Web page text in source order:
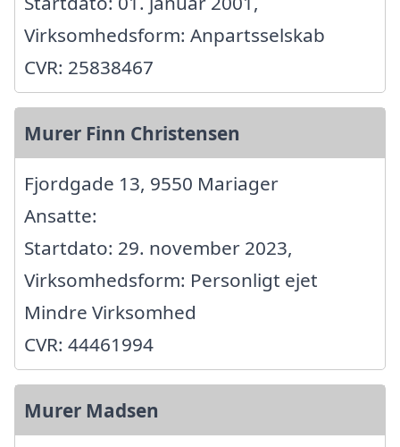
Virksomhedsform: Anpartsselskab
CVR: 25838467
Murer Finn Christensen
Fjordgade 13, 9550 Mariager
Ansatte:
Startdato: 29. november 2023,
Virksomhedsform: Personligt ejet
Mindre Virksomhed
CVR: 44461994
Murer Madsen